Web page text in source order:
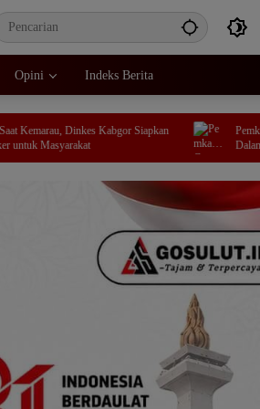
Opini Indeks Berita
Dinkes Kabgor Siapkan
Pemkab
Dalam Waktu